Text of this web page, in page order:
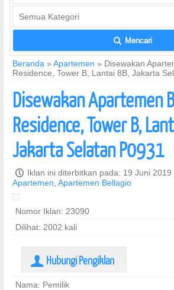
L Mencari
Beranda » Apartemen » Disewakan
Residence, Tower B, Lantai 8B, Jakarta
Disewakan Apartemen
Residence, Tower B,
Jakarta Selatan P0931
P Iklan ini diterbitkan pada: 19 Juni 2019
Apartemen Apartemen Bellagio
Nomor Iklan: 23090
Dilihat: 2002 kali
U Hubungi Pengiklan
Nama: Pemilik